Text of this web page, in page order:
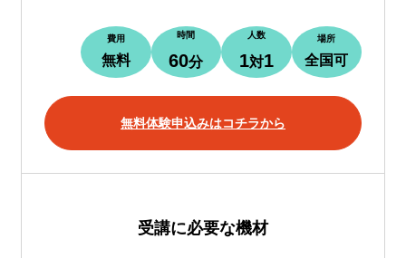
費用
無料
時間
60分
人数
1対1
場所
全国可
無料体験申込みはコチラから
受講に必要な機材